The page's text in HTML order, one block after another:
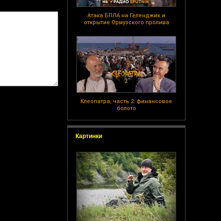
Атака БПЛА на Геленджик и
открытие Ормузского пролива
Клеопатра, часть 2: финансовое
болото
Картинки